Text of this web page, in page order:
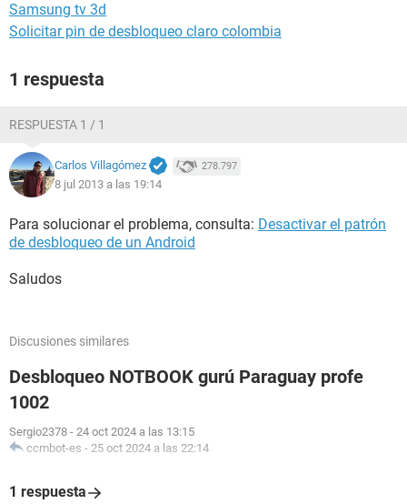
Samsung tv 3d
Solicitar pin de desbloqueo claro colombia
1 respuesta
RESPUESTA 1 / 1
Carlos Villagómez 278.797
8 jul 2013 a las 19:14
Para solucionar el problema, consulta: Desactivar el patrón
de desbloqueo de un Android
Saludos
Discusiones similares
Desbloqueo NOTBOOK gurú Paraguay profe
1002
Sergio2378 - 24 oct 2024 a las 13:15
ccmbot-es - 25 oct 2024 a las 22:14
1 respuesta